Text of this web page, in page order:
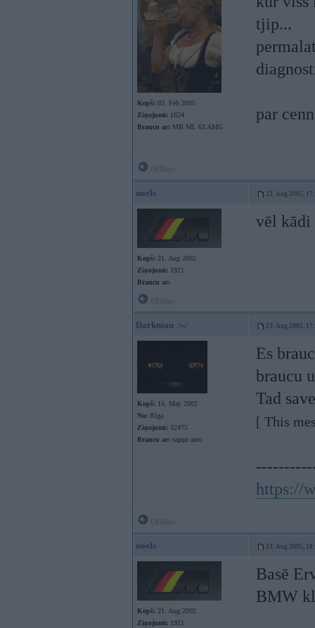
Kopš: 03. Feb 2005
Ziņojumi: 1624
Braucu ar: MB ML 63 AMG
tjip...
par
noels 23. Aug 2005,
Kopš: 21. Aug 2002
Ziņojumi: 1921
Braucu ar:
vēl
Darkman 23. Aug 2005,
Kopš: 16. May 2002
No: Rīga
Ziņojumi: 32475
Braucu ar: sapņu auto
Es
braucu
Tad
[ This
https://
noels 23. Aug 2005,
Kopš: 21. Aug 2002
Ziņojumi: 1921
Basē
BMW